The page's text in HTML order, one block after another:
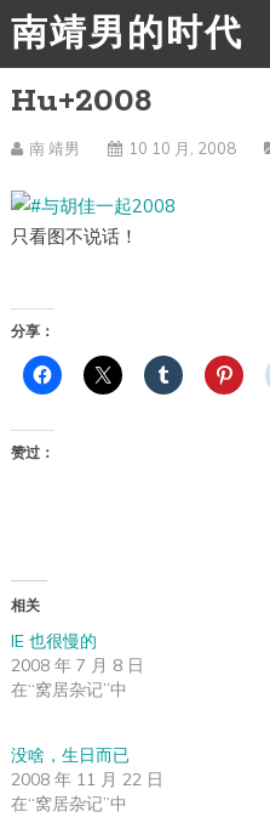
南靖男的时代
Hu+2008
南 靖男 10 10 月, 2008
只看图不说话！
分享：
赞过：
相关
IE 也很慢的
2008 年 7 月 8 日
在“窝居杂记”中
没啥，生日而已
2008 年 11 月 22 日
在“窝居杂记”中